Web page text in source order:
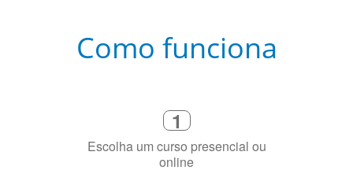
Escolha um curso presencial ou
online
2